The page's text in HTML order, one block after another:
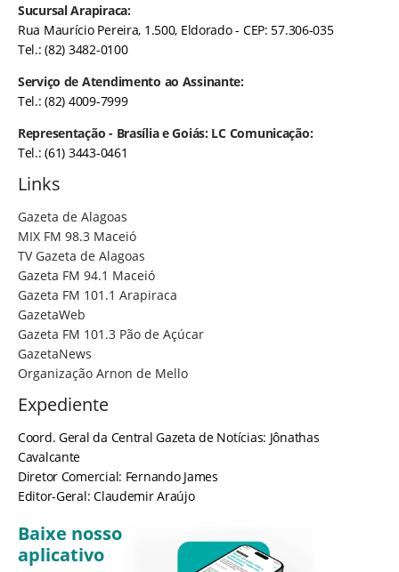
Sucursal Arapiraca:
Rua Maurício Pereira, 1.500, Eldorado - CEP: 57.306-035
Tel.: (82) 3482-0100
Serviço de Atendimento ao Assinante:
Tel.: (82) 4009-7999
Representação - Brasília e Goiás: LC Comunicação:
Tel.: (61) 3443-0461
Links
Gazeta de Alagoas
MIX FM 98.3 Maceió
TV Gazeta de Alagoas
Gazeta FM 94.1 Maceió
Gazeta FM 101.1 Arapiraca
GazetaWeb
Gazeta FM 101.3 Pão de Açúcar
GazetaNews
Organização Arnon de Mello
Expediente
Coord. Geral da Central Gazeta de Notícias: Jônathas
Cavalcante
Diretor Comercial: Fernando James
Editor-Geral: Claudemir Araújo
Baixe nosso
aplicativo